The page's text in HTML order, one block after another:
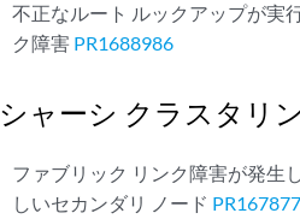
不正なルート ルックアップが実
ク障害 PR1688986
シャーシ クラスタリ
ファブリック リンク障害が発生
しいセカンダリ ノード